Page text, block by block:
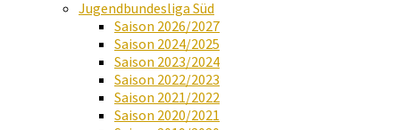
Jugendbundesliga Süd
Saison 2026/2027
Saison 2024/2025
Saison 2023/2024
Saison 2022/2023
Saison 2021/2022
Saison 2020/2021